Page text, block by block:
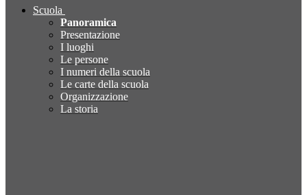
Scuola
Panoramica
Presentazione
I luoghi
Le persone
I numeri della scuola
Le carte della scuola
Organizzazione
La storia